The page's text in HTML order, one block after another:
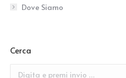
Dove Siamo
Cerca
Search: